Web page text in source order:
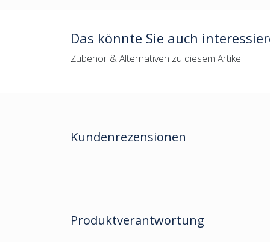
Das könnte Sie auch
Zubehör & Alternativen zu diesem Artikel
Kundenrezensionen
Produktverantwortung